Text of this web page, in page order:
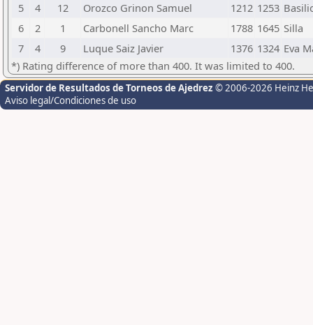
5
4 12 Orozco Grinon Samuel 1212 1253
6
2 1 Carbonell Sancho Marc 1788 1645 Silla
7
4 9 Luque Saiz Javier 1376 1324 Eva
*) Rating difference of more than 400. It was limited to 400.
Servidor de Resultados de Torneos de Ajedrez © 2006-2026 Heinz
Aviso legal/Condiciones de uso